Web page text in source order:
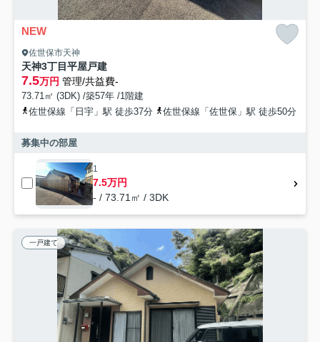
NEW
佐世保市天神
天神3丁目平屋戸建
7.5万円 管理/共益費-
73.71㎡ (3DK) /築57年 /1階建
佐世保線「日宇」駅 徒歩37分
佐世保線「佐世保」駅 徒歩50分
募集中の部屋
1
7.5万円
- / 73.71㎡ / 3DK
一戸建て